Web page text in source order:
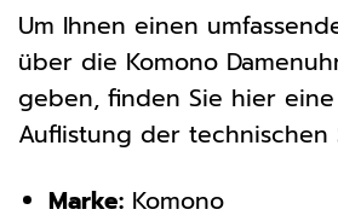
Um Ihnen einen
über die Komono
geben, finden Sie hier
Auflistung der technischen
Marke:Komono